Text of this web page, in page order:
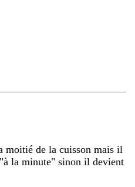
moitié de la cuisson mais il
la minute" sinon il devient